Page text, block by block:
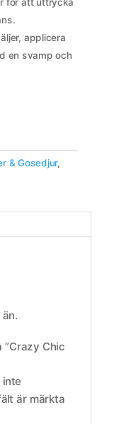
applicera
en svamp och
& Gosedjur,
Chic
är märkta